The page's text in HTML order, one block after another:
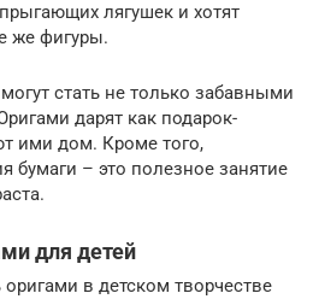
лягушек и хотят
же фигуры.
стать не только забавными
дарят как подарок-
ими дом. Кроме того,
бумаги – это полезное занятие
для детей
в детском творчестве